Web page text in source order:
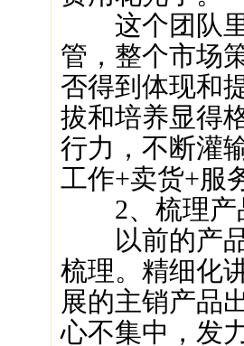
这个团队里
管，整个市场
否得到体现和
拔和培养显得
行力，不断灌
工作+卖货+服
2、梳理产
以前的产品
梳理。精细化
展的主销产品
心不集中，发